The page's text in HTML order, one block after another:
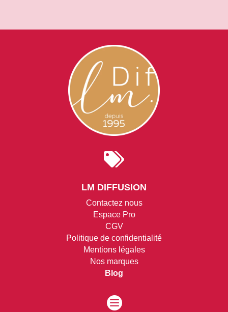

LM DIFFUSION
Contactez nous
Espace Pro
CGV
Politique de confidentialité
Mentions légales
Nos marques
Blog
